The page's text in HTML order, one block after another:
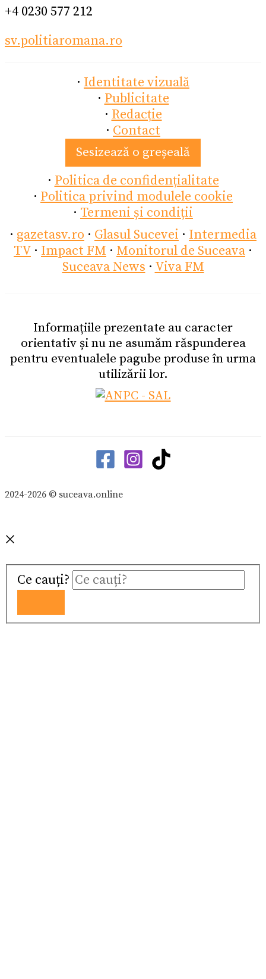
+4 0230 577 212
sv.politiaromana.ro
· Identitate vizuală
· Publicitate
· Redacție
· Contact
Sesizează o greșeală
· Politica de confidențialitate
· Politica privind modulele cookie
· Termeni și condiții
· gazetasv.ro · Glasul Sucevei · Intermedia
TV · Impact FM · Monitorul de Suceava ·
Suceava News · Viva FM
Informațiile prezentate au caracter
orientativ și nu ne asumăm răspunderea
pentru eventualele pagube produse în urma
utilizării lor.
2024-2026 © suceava.online
Ce cauți?